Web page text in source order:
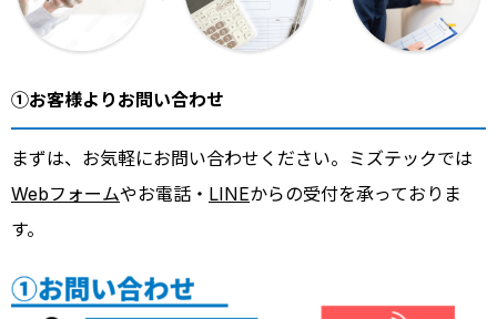
①お客様よりお問い合わせ
まずは、お気軽にお問い合わせください。ミズテックでは
Webフォームやお電話・ LINEからの受付を承っておりま
す。